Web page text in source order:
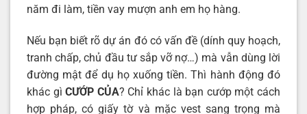
năm đi làm, tiền vay mượn anh em họ hàng.
Nếu bạn biết rõ dự án đó có vấn đề (dính quy hoạch,
tranh chấp, chủ đầu tư sắp vỡ nợ…) mà vẫn dùng lời
đường mật để dụ họ xuống tiền. Thì hành động đó
khác gìCƯỚP CỦA? Chỉ khác là bạn cướp một cách
hợp pháp, có giấy tờ và mặc vest sang trọng mà